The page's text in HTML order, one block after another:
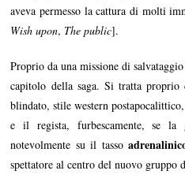
aveva permesso la cattura di molti
Wish upon, The public].
Proprio da una missione di
capitolo della saga. Si tratta proprio
blindato, stile western
e il regista, furbescamente, se
notevolmente su il tasso
spettatore al centro del nuovo